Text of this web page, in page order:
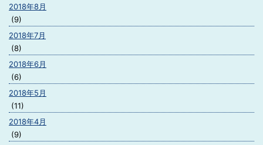
2018年8月
(9)
2018年7月
(8)
2018年6月
(6)
2018年5月
(11)
2018年4月
(9)